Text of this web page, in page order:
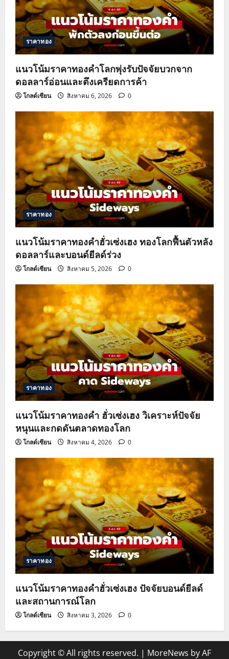
ราคาทอง
แนวโน้มราคาทองคำโลกพุ่งรับปัจจัยบวกจาก
ดอลลาร์อ่อนและตึงเครียดการค้า
โกลด์เซียน สิงหาคม 6, 2026 0
ราคาทอง
แนวโน้มราคาทองคำฮั่วเซ่งเฮง ทองโลกฟื้นตัวหลัง
ดอลลาร์และบอนด์ยีลด์ร่วง
โกลด์เซียน สิงหาคม 5, 2026 0
ราคาทอง
แนวโน้มราคาทองคำ ฮั่วเซ่งเฮง วิเคราะห์ปัจจัย
หนุนและกดดันตลาดทองโลก
โกลด์เซียน สิงหาคม 4, 2026 0
ราคาทอง
แนวโน้มราคาทองคำฮั่วเซ่งเฮง ปัจจัยบอนด์ยีลด์
และสถานการณ์โลก
โกลด์เซียน สิงหาคม 3, 2026 0
Copyright © All rights reserved. | MoreNews by AF